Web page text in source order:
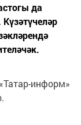
да
информ»